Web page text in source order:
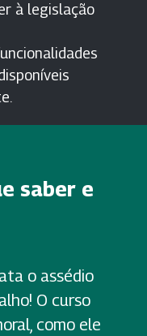
à legislação
saber e
o assédio
O curso
como ele